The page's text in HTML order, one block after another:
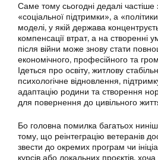
Саме тому сьогодні дедалі частіше
«соціальної підтримки», а
моделі, у якій держава
компенсації втрат, а на створенні
після війни може знову стати
економічного, професійного та
Ідеться про освіту, житлову
психологічне відновлення,
адаптацію родини та створення
для повернення до цивільного
Бо головна помилка багатьох
тому, що реінтеграцію ветеранів
звести до окремих програм чи
курсів або локальних проєктів,